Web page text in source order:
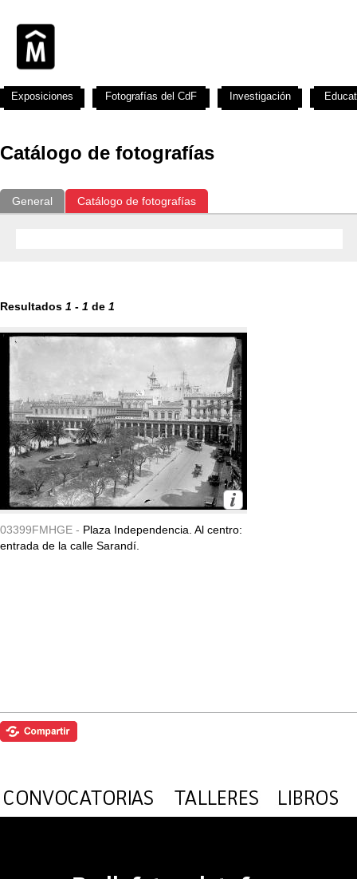
Catálogo de fotografías
General Catálogo de fotografías
Resultados 1 - 1 de 1
03399FMHGE - Plaza Independencia. Al centro:
entrada de la calle Sarandí.
Exposiciones Fotografías del CdF Investigación